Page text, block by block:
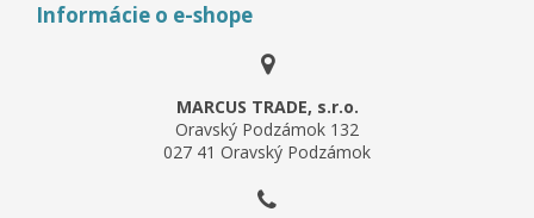
Informácie o e-shope
MARCUS TRADE, s.r.o.
Oravský Podzámok 132
027 41 Oravský Podzámok